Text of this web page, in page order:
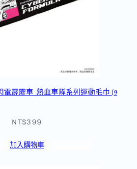
電霹靂車_熱血車隊系列運動毛巾 (9
NT$399
加入購物車